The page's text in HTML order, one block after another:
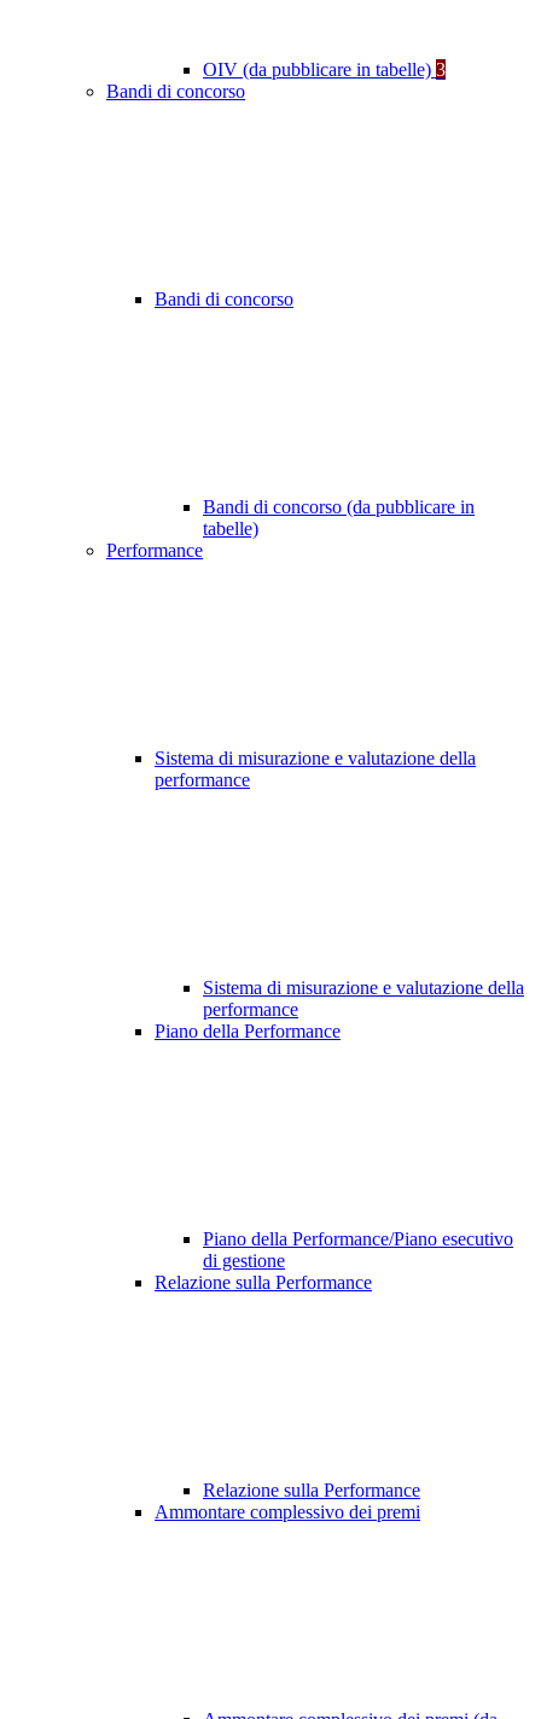
OIV (da pubblicare in tabelle) 3
Bandi di concorso
Bandi di concorso
Bandi di concorso (da pubblicare in
tabelle)
Performance
Sistema di misurazione e valutazione della
performance
Sistema di misurazione e valutazione della
performance
Piano della Performance
Piano della Performance/Piano esecutivo
di gestione
Relazione sulla Performance
Relazione sulla Performance
Ammontare complessivo dei premi